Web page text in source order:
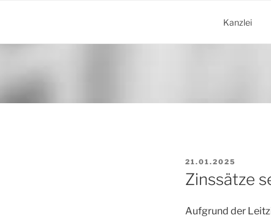
Kanzlei
VERÖFFENTLICHT
AM
21.01.2025
Zinssätze
Aufgrund der